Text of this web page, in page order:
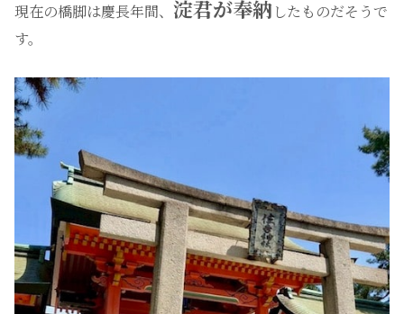
現在の橋脚は慶長年間、 淀君が奉納 したものだそうで
す。